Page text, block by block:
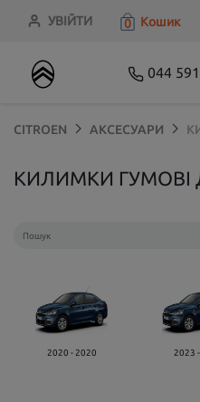
УВІЙТИ 0 Кошик
044
CITROEN АКСЕСУАРИ
КИЛИМКИ ГУМОВІ
2020 - 2020 2023